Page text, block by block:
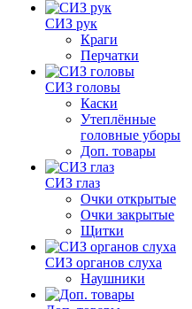
СИЗ рук
Краги
Перчатки
СИЗ головы
Каски
Утеплённые
головные уборы
Доп. товары
СИЗ глаз
Очки открытые
Очки закрытые
Щитки
СИЗ органов слуха
Наушники